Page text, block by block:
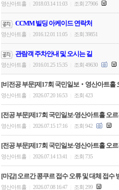
영산아트홀 2018.03.14 11:03 조회 27906
CCMM 빌딩 아케이드 연락처
영산아트홀 2016.12.01 11:05 조회 39851
관람객 주차안내 및 오시는 길
영산아트홀 2016.01.25 15:35 조회 49630
[비전공 부문]제17회 국민일보‧영산아트홀
영산아트홀 2026.07.20 16:53 조회 423
[전공 부문]제17회 국민일보·영산아트홀 오
영산아트홀 2026.07.15 17:16 조회 942
[전공 부문]제17회 국민일보·영산아트홀 오
영산아트홀 2026.07.14 13:41 조회 735
[마감] 오르간 콩쿠르 접수 오류 및 대체 접수
영산아트홀 2026.07.08 16:47 조회 299